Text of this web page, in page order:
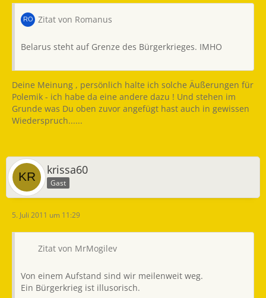
Zitat von Romanus
Belarus steht auf Grenze des Bürgerkrieges. IMHO
Deine Meinung , persönlich halte ich solche Äußerungen für
Polemik - ich habe da eine andere dazu ! Und stehen im
Grunde was Du oben zuvor angefügt hast auch in gewissen
Wiederspruch......
krissa60
Gast
5. Juli 2011 um 11:29
Zitat von MrMogilev
Von einem Aufstand sind wir meilenweit weg.
Ein Bürgerkrieg ist illusorisch.